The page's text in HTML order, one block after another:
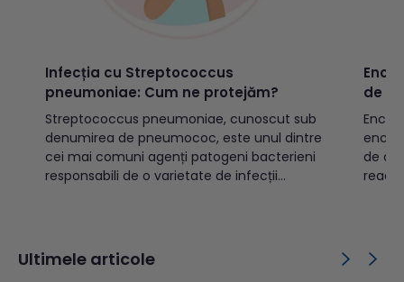
Infecția cu Streptococcus
pneumoniae: Cum ne protejăm?
Streptococcus pneumoniae, cunoscut sub
denumirea de pneumococ, este unul dintre
cei mai comuni agenți patogeni bacterieni
responsabili de o varietate de infecții
inclusiv pneumonie, ea se găsește frecvent
și în căile respiratorii ale persoanelor...
de
de
când
Ultimele articole